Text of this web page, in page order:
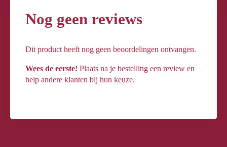
Nog geen reviews
Dit product heeft nog geen beoordelingen ontvangen.
Wees de eerste! Plaats na je bestelling een review en
help andere klanten bij hun keuze.